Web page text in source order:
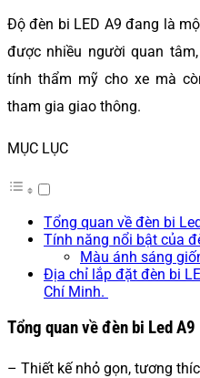
Độ đèn bi LED A9 đang là
được nhiều người quan
tính thẩm mỹ cho xe mà
tham gia giao thông.
MỤC LỤC
Tổng quan về đèn bi
Tính năng nổi bật của
Màu ánh sáng
Địa chỉ lắp đặt đèn bi
Chí Minh.
Tổng quan về đèn bi Led A9
– Thiết kế nhỏ gọn, tương